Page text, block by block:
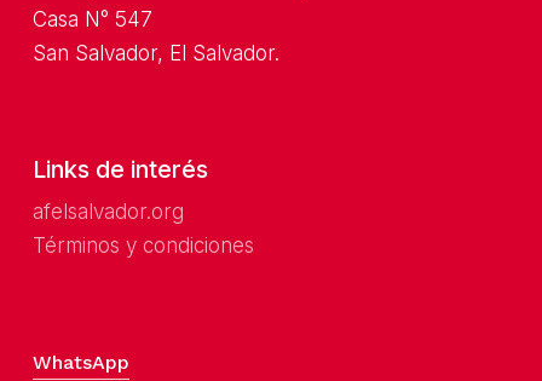
Casa N° 547
San Salvador, El Salvador.
Links de interés
afelsalvador.org
Términos y condiciones
WhatsApp